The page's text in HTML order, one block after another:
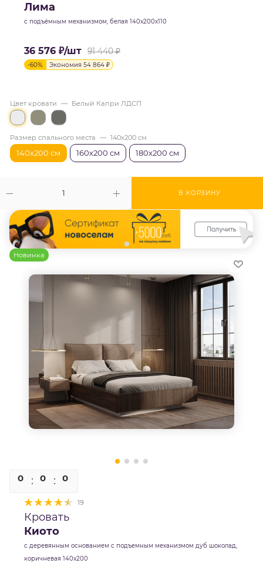
Лима
с подъёмным механизмом, белая 140х200х110
36 576 ₽/шт 91 440₽
-60% Экономия 54 864 ₽
В КОРЗИНУ
Цвет кровати — Белый Капри ЛДСП
Размер спального места — 140х200 см
140х200 см 160х200 см 180х200 см
Новинка
0 0 0
19
Кровать
Киото
с деревянным основанием с подъемным механизмом дуб шоколад,
коричневая 140х200